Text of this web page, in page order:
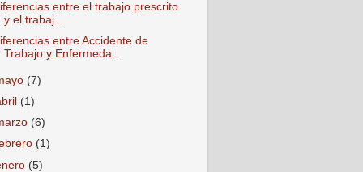
entre el trabajo prescrito
y el trabaj...
entre Accidente de
Trabajo y Enfermeda...
(7)
(1)
(6)
(1)
(5)